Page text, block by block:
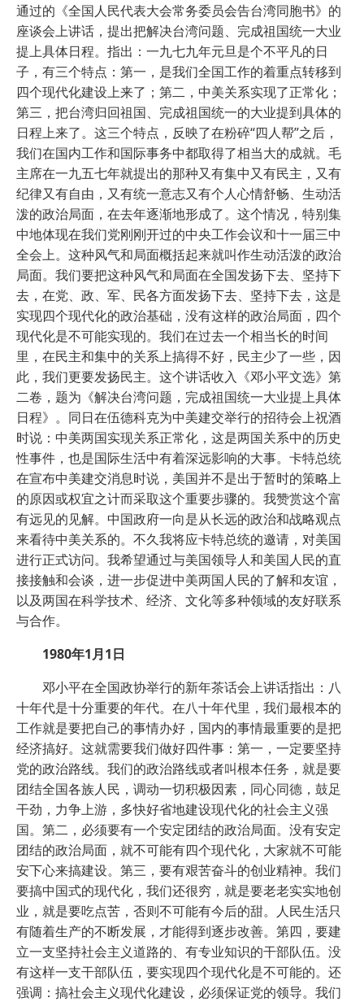
通过的《全国人民代表大会常务委员会告台湾同胞书》的
座谈会上讲话，提出把解决台湾问题、完成祖国统一大业
提上具体日程。指出：一九七九年元旦是个不平凡的日
子，有三个特点：第一，是我们全国工作的着重点转移到
四个现代化建设上来了；第二，中美关系实现了正常化；
第三，把台湾归回祖国、完成祖国统一的大业提到具体的
日程上来了。这三个特点，反映了在粉碎“四人帮”之后，
我们在国内工作和国际事务中都取得了相当大的成就。毛
主席在一九五七年就提出的那种又有集中又有民主，又有
纪律又有自由，又有统一意志又有个人心情舒畅、生动活
泼的政治局面，在去年逐渐地形成了。这个情况，特别集
中地体现在我们党刚刚开过的中央工作会议和十一届三中
全会上。这种风气和局面概括起来就叫作生动活泼的政治
局面。我们要把这种风气和局面在全国发扬下去、坚持下
去，在党、政、军、民各方面发扬下去、坚持下去，这是
实现四个现代化的政治基础，没有这样的政治局面，四个
现代化是不可能实现的。我们在过去一个相当长的时间
里，在民主和集中的关系上搞得不好，民主少了一些，因
此，我们更要发扬民主。这个讲话收入《邓小平文选》第
二卷，题为《解决台湾问题，完成祖国统一大业提上具体
日程》。同日在伍德科克为中美建交举行的招待会上祝酒
时说：中美两国实现关系正常化，这是两国关系中的历史
性事件，也是国际生活中有着深远影响的大事。卡特总统
在宣布中美建交消息时说，美国并不是出于暂时的策略上
的原因或权宜之计而采取这个重要步骤的。我赞赏这个富
有远见的见解。中国政府一向是从长远的政治和战略观点
来看待中美关系的。不久我将应卡特总统的邀请，对美国
进行正式访问。我希望通过与美国领导人和美国人民的直
接接触和会谈，进一步促进中美两国人民的了解和友谊，
以及两国在科学技术、经济、文化等多种领域的友好联系
与合作。
1980年1月1日
邓小平在全国政协举行的新年茶话会上讲话指出：八
十年代是十分重要的年代。在八十年代里，我们最根本的
工作就是要把自己的事情办好，国内的事情最重要的是把
经济搞好。这就需要我们做好四件事：第一，一定要坚持
党的政治路线。我们的政治路线或者叫根本任务，就是要
团结全国各族人民，调动一切积极因素，同心同德，鼓足
干劲，力争上游，多快好省地建设现代化的社会主义强
国。第二，必须要有一个安定团结的政治局面。没有安定
团结的政治局面，就不可能有四个现代化，大家就不可能
安下心来搞建设。第三，要有艰苦奋斗的创业精神。我们
要搞中国式的现代化，我们还很穷，就是要老老实实地创
业，就是要吃点苦，否则不可能有今后的甜。人民生活只
有随着生产的不断发展，才能得到逐步改善。第四，要建
立一支坚持社会主义道路的、有专业知识的干部队伍。没
有这样一支干部队伍，要实现四个现代化是不可能的。还
强调：搞社会主义现代化建设，必须保证党的领导。我们